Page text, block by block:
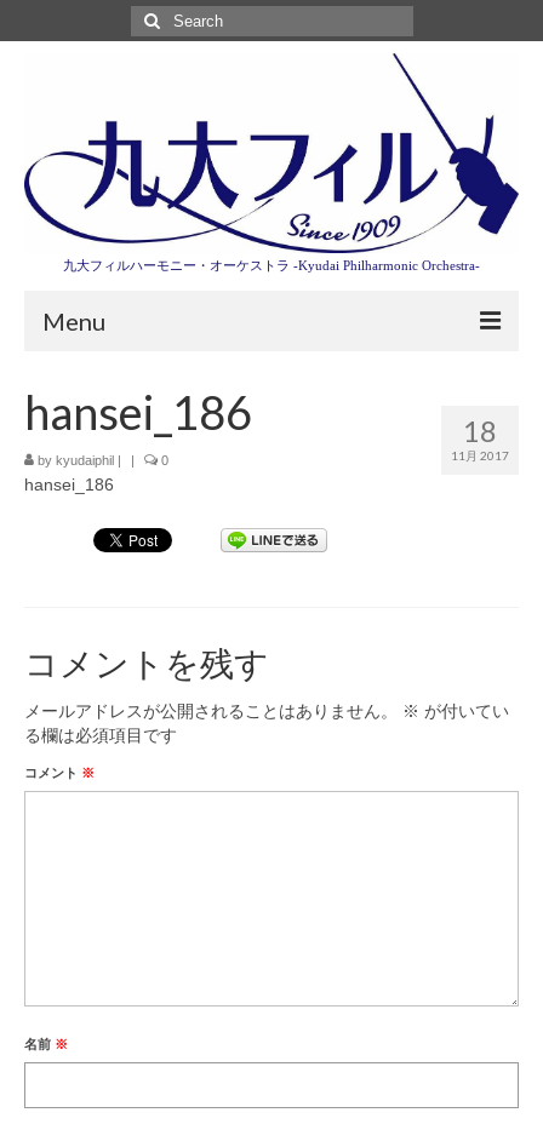
Search
for:
九大フィルハーモニー・オーケストラ -Kyudai Philharmonic Orchestra-
Menu
演奏会情報
卒業記念演奏会2027
九大フィルとは
演奏会の歴史
出張演奏
九大フィル特集ページ
18
11月 2017
hansei_186
by kyudaiphil 0
hansei_186
コメントを残す
メールアドレスが公開されることはありません。 ※ が付いてい
る欄は必須項目です
コメント ※
名前 ※